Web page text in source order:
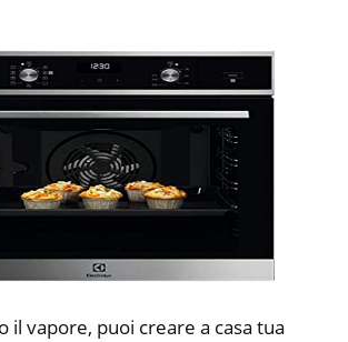
il vapore, puoi creare a casa tua